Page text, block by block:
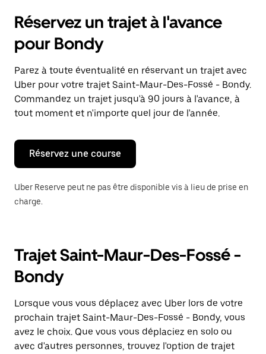
ouvrir
calendrier
et
sélectionner
une
date.
Appuyez
sur
la
Échap
pour
fermer
calendrier.
Réservez un trajet à l'avance
pour Bondy
Parez à toute éventualité en réservant un trajet avec
Uber pour votre trajet Saint-Maur-Des-Fossé - Bondy.
Commandez un trajet jusqu'à 90 jours à l'avance, à
tout moment et n'importe quel jour de l'année.
Réservez une course
Uber Reserve peut ne pas être disponible vis à lieu de prise en
charge.
Trajet Saint-Maur-Des-Fossé -
Bondy
Lorsque vous vous déplacez avec Uber lors de votre
prochain trajet Saint-Maur-Des-Fossé - Bondy, vous
avez le choix. Que vous vous déplaciez en solo ou
avec d'autres personnes, trouvez l'option de trajet